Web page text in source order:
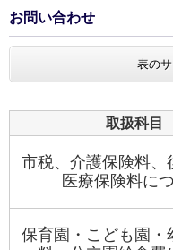
お問い合わせ
表の
取扱科目
市税、介護保険料、
医療保険料に
保育園・こども園・